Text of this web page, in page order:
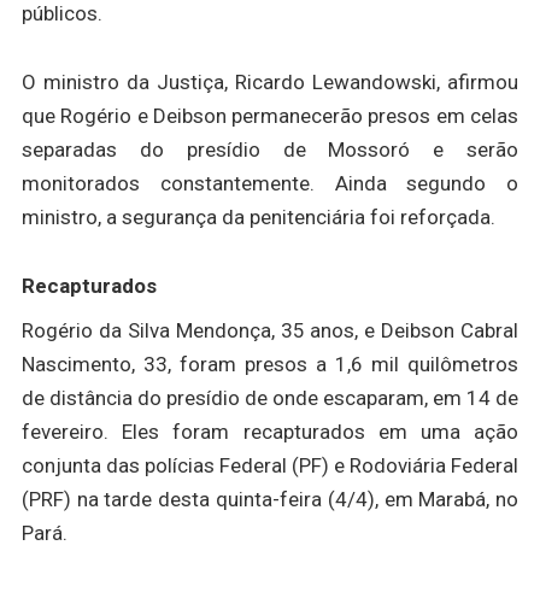
públicos.
O ministro da Justiça, Ricardo Lewandowski, afirmou
que Rogério e Deibson permanecerão presos em celas
separadas do presídio de Mossoró e serão
monitorados constantemente. Ainda segundo o
ministro, a segurança da penitenciária foi reforçada.
Recapturados
Rogério da Silva Mendonça, 35 anos, e Deibson Cabral
Nascimento, 33, foram presos a 1,6 mil quilômetros
de distância do presídio de onde escaparam, em 14 de
fevereiro. Eles foram recapturados em uma ação
conjunta das polícias Federal (PF) e Rodoviária Federal
(PRF) na tarde desta quinta-feira (4/4), em Marabá, no
Pará.